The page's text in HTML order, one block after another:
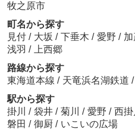
牧之原市
町名から探す
見付 / 大坂 / 下垂木 / 愛野 /
浅羽 /
上西郷
路線から探す
東海道本線 / 天竜浜名湖鉄道 /
駅から探す
掛川
/ 袋井 / 菊川 / 愛野 / 西掛
磐田 / 御厨 / いこいの広場